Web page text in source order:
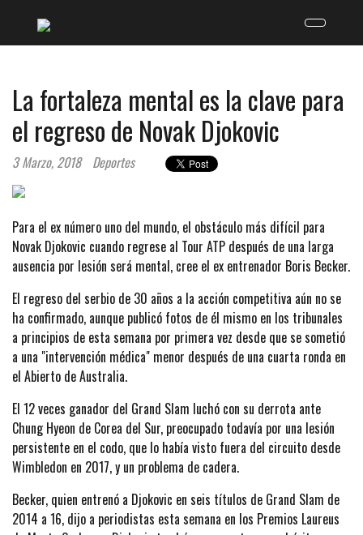
La fortaleza mental es la clave para
el regreso de Novak Djokovic
3 Marzo, 2018 Deportes
Para el ex número uno del mundo, el obstáculo más difícil para
Novak Djokovic cuando regrese al Tour ATP después de una larga
ausencia por lesión será mental, cree el ex entrenador Boris Becker.
El regreso del serbio de 30 años a la acción competitiva aún no se
ha confirmado, aunque publicó fotos de él mismo en los tribunales
a principios de esta semana por primera vez desde que se sometió
a una "intervención médica" menor después de una cuarta ronda en
el Abierto de Australia.
El 12 veces ganador del Grand Slam luchó con su derrota ante
Chung Hyeon de Corea del Sur, preocupado todavía por una lesión
persistente en el codo, que lo había visto fuera del circuito desde
Wimbledon en 2017, y un problema de cadera.
Becker, quien entrenó a Djokovic en seis títulos de Grand Slam de
2014 a 16, dijo a periodistas esta semana en los Premios Laureus